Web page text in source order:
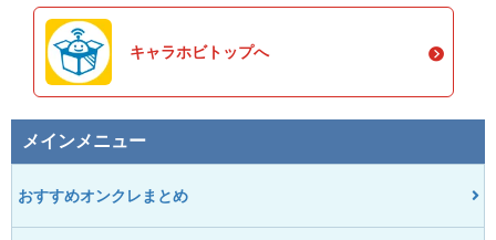
キャラホビトップへ
メインメニュー
おすすめオンクレまとめ